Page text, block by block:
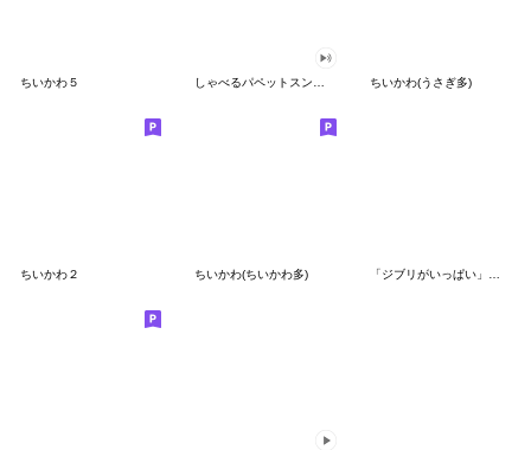
ちいかわ５ しゃべるパペットスンスン（GOOD） ちいかわ(うさぎ多)
ちいかわ２ ちいかわ(ちいかわ多)